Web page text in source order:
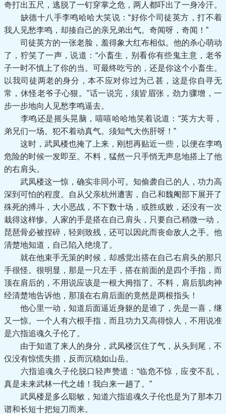
奇打出五尺，逃脱了一钉穿掌之危，两人都吓出了一身冷汗。
缺德十八手李鸣哈哈大笑说：“好你个司徒英方，打不着
我人见愁李鸣，却揍自己的亲兄弟出气。奇闻呀，奇闻！”
司徒英方的一张老脸，羞得象大红布相似。他的杀心萌动
了，狞笑了一声，说道：“小畜生，别看你有些鬼主意，老爷
子一时不慎上了你的当。可最终吃亏的，还是你这个小畜生。
以我司徒两老的身分，本不应对你过为己甚，这是你自寻无
常，休怪老爷子心狠。”话一说完，须皆眉张，劲力骤增，一
步一步地向人见愁李鸣逼去。
李鸣还是摇头晃脑，嘻嘻哈哈地笑着说道：“英方大哥，
弟兄们一场。犯不着动真气。须知气大伤肝呀！”
这时，武凤楼也掩了上来，刚想再贴近一些，以便在李鸣
危险的时候一发即至。不料，猛然一只手悄无声息地搭上了他
的右肩头。
武凤楼这一惊，确实非同小可。知偷袭自己的人，功力高
深到可怕的程度。自从父亲杭州遭害，自己和魏阉部下展开了
殊死的搏斗，大小恶战，不下数十场，或胜或败，还没有一次
栽得这样惨。人家的手是搭在自己肩头，只要自己稍微一动，
琵琶骨必被捏碎，轻则致残，还可以因此而丧命敌人之手。他
清楚地知道，自己陷入绝境了。
就在他束手无策的时候，却感觉出搭在自己右肩头的那只
手很怪。很明显，那是一只左手，搭在前面的是四个手指，而
顶在肩后的，不用说应该是一根大拇指了。不料，肩后肌肉神
经清楚地告诉他，那顶在右肩后面的竟然是两根指头！
他心里一动，知道后面逼近身躯的是谁了，先是一喜，继
又一惊。一个人有六根手指，而且功力又高得惊人，不用说准
是六指追魂久子伦了。
由于知道了来人的身分，武凤楼沉住了气，从头到尾，不
仅没有惊慌失措，反而沉稳如山岳。
六指追魂久子伦脱口轻声赞道：“临危不惊，应变不乱，
真是未来武林一代之雄！我白来一趟了。”
武凤楼是多么聪敏，知道六指追魂久子伦也是为了那本刀
谱和长短十把短刀而来。